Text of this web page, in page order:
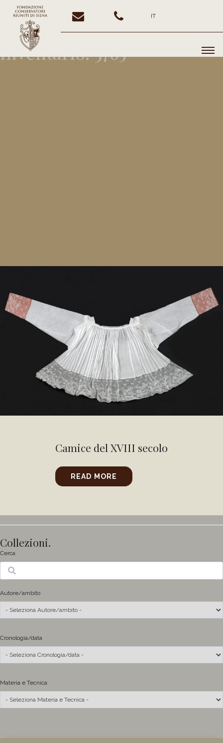
IT
Inventario:3765
Camice del XVIII secolo
READ MORE
Collezioni.
Cerca
Ricerca
Autore/ambito
Cronologia/data
Materia e Tecnica